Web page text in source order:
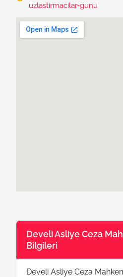
Develi Asliye Ceza
Bilgileri
Develi Asliye Ceza
uzlastirmacilar-gunu